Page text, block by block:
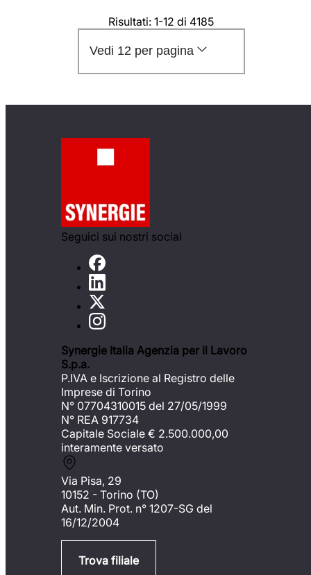
Risultati: 1-12 di 4185
Vedi 12 per pagina
Seguici sui nostri social
Synergie Italia Agenzia per il Lavoro
S.p.a.
P.IVA e Iscrizione al Registro delle
Imprese di Torino
N° 07704310015 del 27/05/1999
N° REA 917734
Capitale Sociale € 2.500.000,00
interamente versato
Via Pisa, 29
10152 - Torino (TO)
Aut. Min. Prot. n° 1207-SG del
16/12/2004
Trova filiale